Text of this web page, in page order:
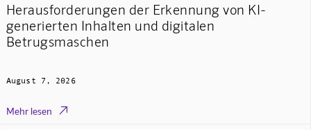
Herausforderungen der Erkennung von KI-
generierten Inhalten und digitalen
Betrugsmaschen
August 7, 2026
Mehr lesen 